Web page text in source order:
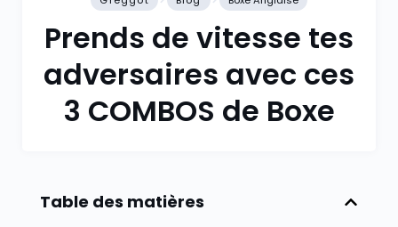
Prends de vitesse tes
adversaires avec ces
3 COMBOS de Boxe
Table des matières